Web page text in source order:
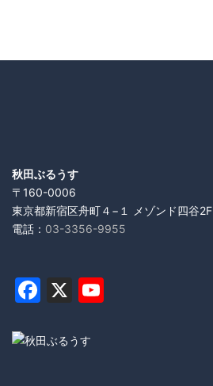
秋田ぶるうす
〒160-0006
東京都新宿区舟町４−１ メゾンド四谷2F
電話： 03-3356-9955
Facebook
X